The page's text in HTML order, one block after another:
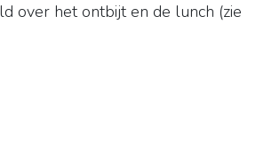
over het ontbijt en de lunch (zie